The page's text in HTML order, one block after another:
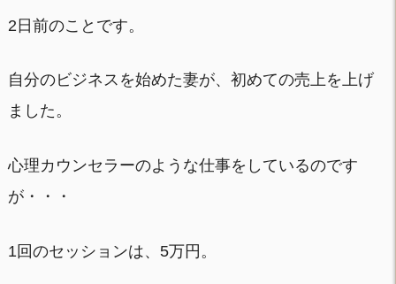
2日前のことです。
自分のビジネスを始めた妻が、初めての売上を上げ
ました。
心理カウンセラーのような仕事をしているのです
が・・・
1回のセッションは、5万円。